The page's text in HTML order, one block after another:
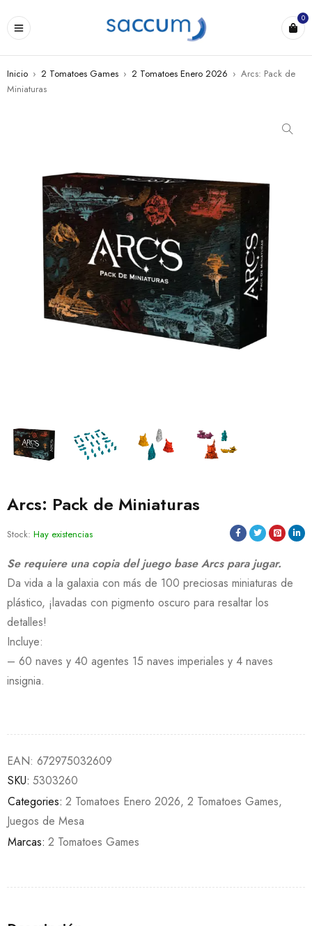
0
Inicio › 2 Tomatoes Games › 2 Tomatoes Enero 2026 › Arcs: Pack de
Miniaturas
Arcs: Pack de Miniaturas
Stock: Hay existencias
Se requiere una copia del juego base Arcs para jugar.
Da vida a la galaxia con más de 100 preciosas miniaturas de
plástico, ¡lavadas con pigmento oscuro para resaltar los
detalles!
Incluye:
– 60 naves y 40 agentes 15 naves imperiales y 4 naves
insignia.
EAN: 672975032609
SKU: 5303260
Categories: 2 Tomatoes Enero 2026, 2 Tomatoes Games,
Juegos de Mesa
Marcas: 2 Tomatoes Games